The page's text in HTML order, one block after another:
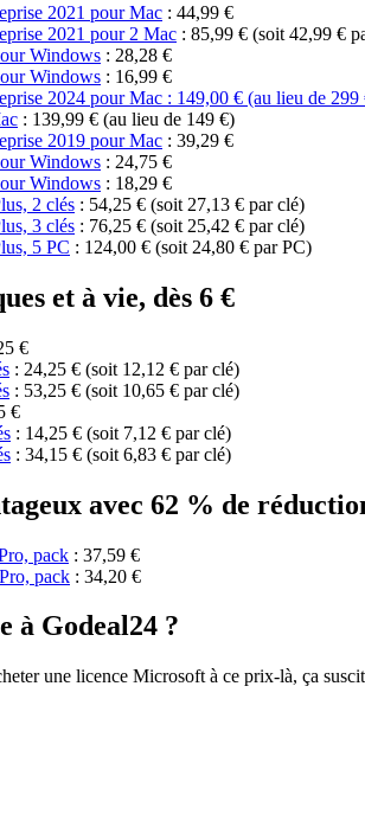
2021 pour Mac : 44,99 €
2021 pour 2 Mac : 85,99 € (soit 42,99 €
Windows : 28,28 €
Windows : 16,99 €
2024 pour Mac : 149,00 € (au lieu de 299
: 139,99 € (au lieu de 149 €)
2019 pour Mac : 39,29 €
Windows : 24,75 €
Windows : 18,29 €
2 clés : 54,25 € (soit 27,13 € par clé)
3 clés : 76,25 € (soit 25,42 € par clé)
5 PC : 124,00 € (soit 24,80 € par PC)
et à vie, dès 6 €
€
: 24,25 € (soit 12,12 € par clé)
: 53,25 € (soit 10,65 € par clé)
€
: 14,25 € (soit 7,12 € par clé)
: 34,15 € (soit 6,83 € par clé)
avec 62 % de
pack : 37,59 €
pack : 34,20 €
à Godeal24 ?
une licence Microsoft à ce prix-là, ça